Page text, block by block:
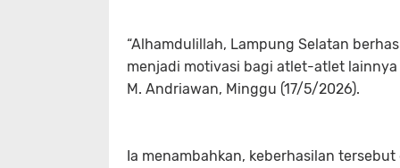
“Alhamdulillah, Lampung Selatan
menjadi motivasi bagi atlet-atlet
M. Andriawan, Minggu (17/5/2026).
Ia menambahkan, keberhasilan